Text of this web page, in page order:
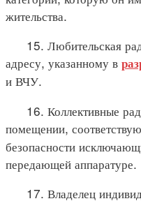
жительства.
15. Любительская
адресу, указанному в
и ВЧУ.
16. Коллективные
помещении,
безопасности
передающей аппаратуре.
17. Владелец